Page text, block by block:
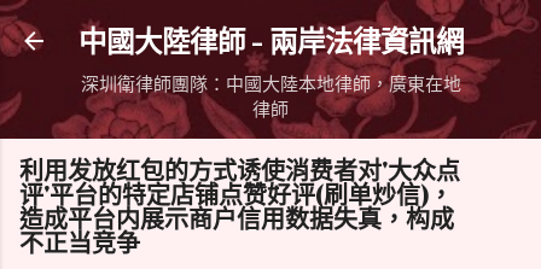
跳到主要內容
中國大陸律師 - 兩岸法律資訊網
深圳衛律師團隊：中國大陸本地律師，廣東在地
律師
利用发放红包的方式诱使消费者对'大众点
评'平台的特定店铺点赞好评(刷单炒信)，
造成平台内展示商户信用数据失真，构成
不正当竞争